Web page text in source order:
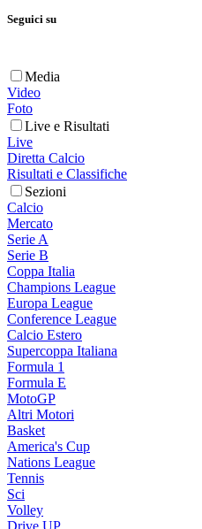
Seguici su
Media
Video
Foto
Live e Risultati
Live
Diretta Calcio
Risultati e Classifiche
Sezioni
Calcio
Mercato
Serie A
Serie B
Coppa Italia
Champions League
Europa League
Conference League
Calcio Estero
Supercoppa Italiana
Formula 1
Formula E
MotoGP
Altri Motori
Basket
America's Cup
Nations League
Tennis
Sci
Volley
Drive UP